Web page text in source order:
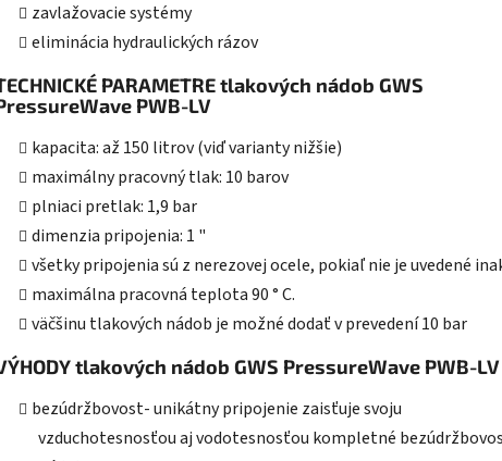
zavlažovacie systémy
eliminácia hydraulických rázov
PARAMETRE tlakových nádob GWS
PWB-LV
kapacita: až 150 litrov (viď varianty nižšie)
maximálny pracovný tlak: 10 barov
plniaci pretlak: 1,9 bar
dimenzia pripojenia: 1 "
všetky pripojenia sú z nerezovej ocele, pokiaľ nie je uvedené
maximálna pracovná teplota 90 ° C.
väčšinu tlakových nádob je možné dodať v prevedení 10 bar
tlakových nádob GWS PressureWave PWB-LV
bezúdržbovost- unikátny pripojenie zaisťuje svoju
vzduchotesnosťou aj vodotesnosťou kompletné